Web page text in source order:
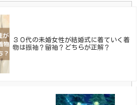
３０代の未婚女性が結婚式に着ていく着
物は振袖？留袖？どちらが正解？